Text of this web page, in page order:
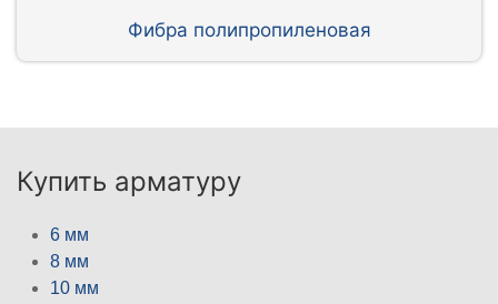
Фибра полипропиленовая
Купить арматуру
6 мм
8 мм
10 мм